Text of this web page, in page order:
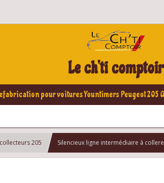
Le ch'ti comptoir
pour voitures Yountimers Peugeot 205
205 Silencieux ligne intermédiaire à